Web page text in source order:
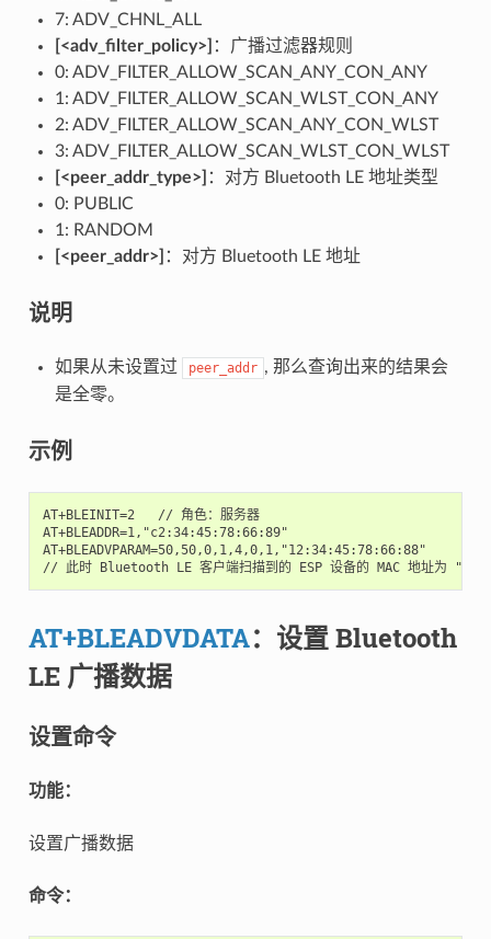
7: ADV_CHNL_ALL
[<adv_filter_policy>] ：广播过滤器规则
0: ADV_FILTER_ALLOW_SCAN_ANY_CON_ANY
1: ADV_FILTER_ALLOW_SCAN_WLST_CON_ANY
2: ADV_FILTER_ALLOW_SCAN_ANY_CON_WLST
3: ADV_FILTER_ALLOW_SCAN_WLST_CON_WLST
[<peer_addr_type>] ：对方 Bluetooth LE 地址类型
0: PUBLIC
1: RANDOM
[<peer_addr>] ：对方 Bluetooth LE 地址
说明
如果从未设置过 peer_addr , 那么查询出来的结果会
是全零。
示例
AT+BLEINIT=2   // 角色：服务器
AT+BLEADDR=1,"c2:34:45:78:66:89"
AT+BLEADVPARAM=50,50,0,1,4,0,1,"12:34:45:78:66:88"
AT+BLEADVDATA：设置 Bluetooth
LE 广播数据
设置命令
功能：
设置广播数据
命令：